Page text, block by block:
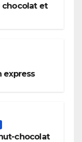
chocolat et
express
chocolat